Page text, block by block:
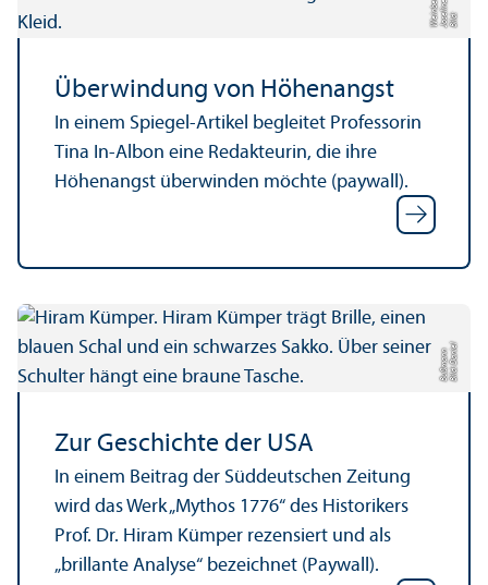
Bil
d:
J
o
s
eli
n
eW
ei
n
b
e
r
g
Über­windung von Höhenangst
In einem Spiegel-Artikel begleitet Professorin
Tina In-Albon eine Redakteurin, die ihre
Höhenangst überwinden möchte (paywall).
Bil
d:
D
a
niel
B
u
ß
m
a
n
n
Zur Geschichte der USA
In einem Beitrag der Süddeutschen Zeitung
wird das Werk „Mythos 1776“ des Historikers
Prof. Dr. Hiram Kümper rezensiert und als
„brillante Analyse“ bezeichnet (Paywall).